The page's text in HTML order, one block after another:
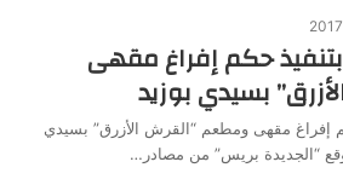
حكم إفراغ مقهى
بسيدي بوزيد
إفراغ مقهى ومطعم “القرش الأزرق” بسيدي
“الجديدة بريس” من مصادر…